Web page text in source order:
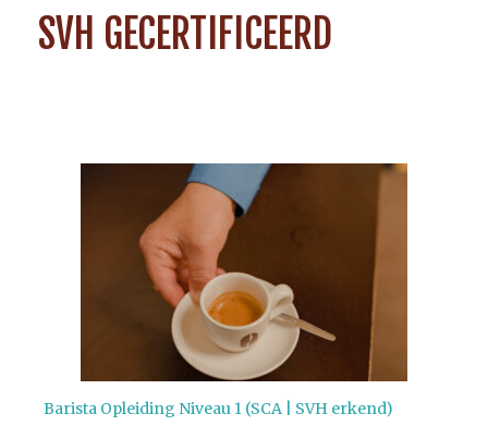
SVH GECERTIFICEERD
Barista Opleiding Niveau 1 (SCA | SVH erkend)